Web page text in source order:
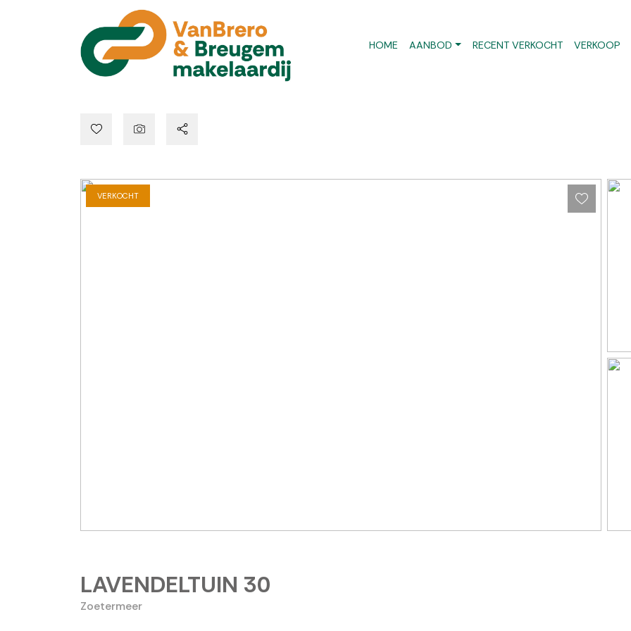
HOME AANBOD RECENT VERKOCHT VERKOOP
VERKOCHT
LAVENDELTUIN 30
Zoetermeer